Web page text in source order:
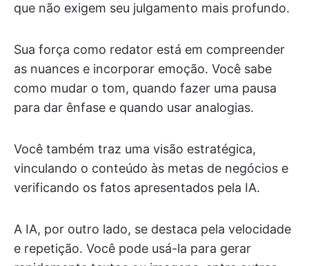
que não exigem seu julgamento mais profundo.
Sua força como redator está em compreender
as nuances e incorporar emoção. Você sabe
como mudar o tom, quando fazer uma pausa
para dar ênfase e quando usar analogias.
Você também traz uma visão estratégica,
vinculando o conteúdo às metas de negócios e
verificando os fatos apresentados pela IA.
A IA, por outro lado, se destaca pela velocidade
e repetição. Você pode usá-la para gerar